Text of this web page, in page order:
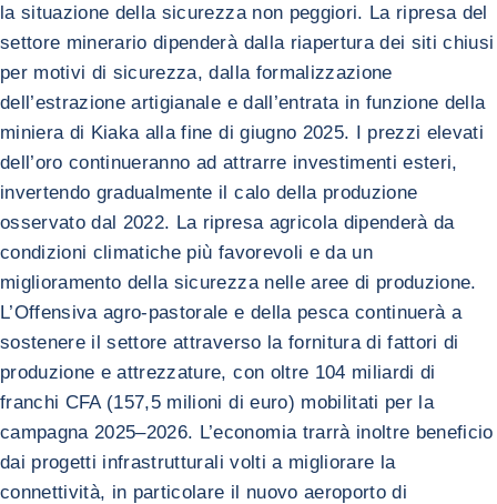
la situazione della sicurezza non peggiori. La ripresa del
settore minerario dipenderà dalla riapertura dei siti chiusi
per motivi di sicurezza, dalla formalizzazione
dell’estrazione artigianale e dall’entrata in funzione della
miniera di Kiaka alla fine di giugno 2025. I prezzi elevati
dell’oro continueranno ad attrarre investimenti esteri,
invertendo gradualmente il calo della produzione
osservato dal 2022. La ripresa agricola dipenderà da
condizioni climatiche più favorevoli e da un
miglioramento della sicurezza nelle aree di produzione.
L’Offensiva agro-pastorale e della pesca continuerà a
sostenere il settore attraverso la fornitura di fattori di
produzione e attrezzature, con oltre 104 miliardi di
franchi CFA (157,5 milioni di euro) mobilitati per la
campagna 2025–2026. L’economia trarrà inoltre beneficio
dai progetti infrastrutturali volti a migliorare la
connettività, in particolare il nuovo aeroporto di